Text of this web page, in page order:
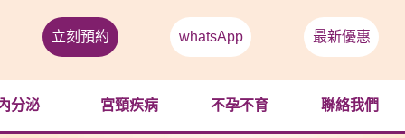
立刻預約 whatsApp 最新優惠
分泌 宮頸疾病 不孕不育 聯絡我們